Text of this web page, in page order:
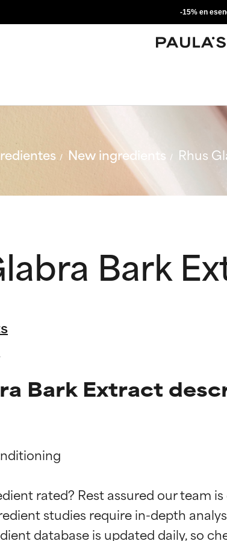
-15% en
New ingredients
Rhus
Bark
Bark Extract
rated? Rest assured our team
studies require in-depth
EXCELENTE
Ingrediente sobresaliente con beneficios
EXCELENTE
Ingrediente sobresaliente con beneficios